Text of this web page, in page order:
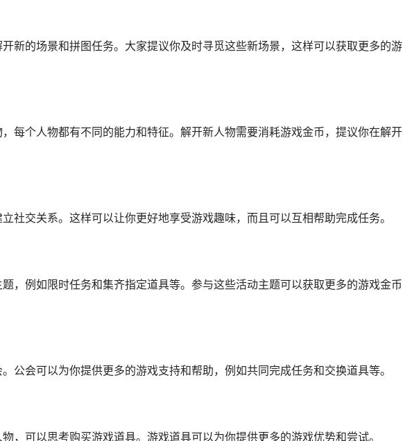
新的场景和拼图任务。大家提议你及时寻觅这些新场景，这样可以获取更多的游
每个人物都有不同的能力和特征。解开新人物需要消耗游戏金币，提议你在解开
社交关系。这样可以让你更好地享受游戏趣味，而且可以互相帮助完成任务。
，例如限时任务和集齐指定道具等。参与这些活动主题可以获取更多的游戏金币
公会可以为你提供更多的游戏支持和帮助，例如共同完成任务和交换道具等。
，可以思考购买游戏道具。游戏道具可以为你提供更多的游戏优势和尝试。